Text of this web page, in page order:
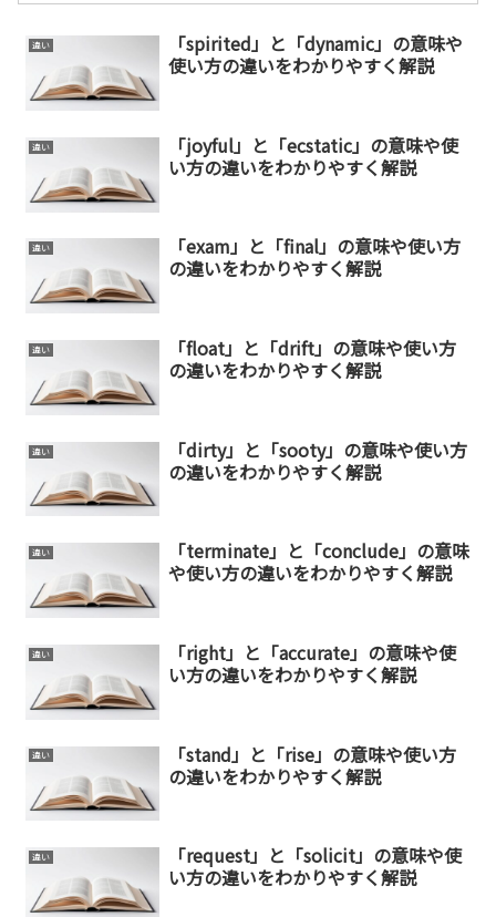
違い
「spirited」と「dynamic」の意味や
使い方の違いをわかりやすく解説
違い
「joyful」と「ecstatic」の意味や使
い方の違いをわかりやすく解説
違い
「exam」と「final」の意味や使い方
の違いをわかりやすく解説
違い
「float」と「drift」の意味や使い方
の違いをわかりやすく解説
違い
「dirty」と「sooty」の意味や使い方
の違いをわかりやすく解説
違い
「terminate」と「conclude」の意味
や使い方の違いをわかりやすく解説
違い
「right」と「accurate」の意味や使
い方の違いをわかりやすく解説
違い
「stand」と「rise」の意味や使い方
の違いをわかりやすく解説
違い
「request」と「solicit」の意味や使
い方の違いをわかりやすく解説